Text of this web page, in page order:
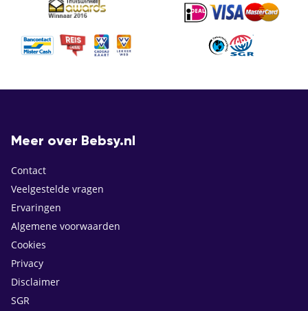
Meer over Bebsy.nl
Contact
Veelgestelde vragen
Ervaringen
Algemene voorwaarden
Cookies
Privacy
Disclaimer
SGR